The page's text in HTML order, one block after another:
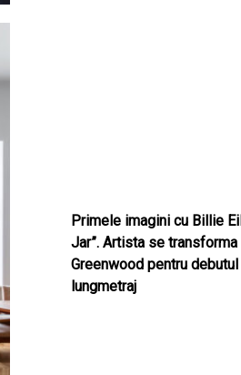
Primele imagini cu Billie
Jar”. Artista se transforma
Greenwood pentru
lungmetraj